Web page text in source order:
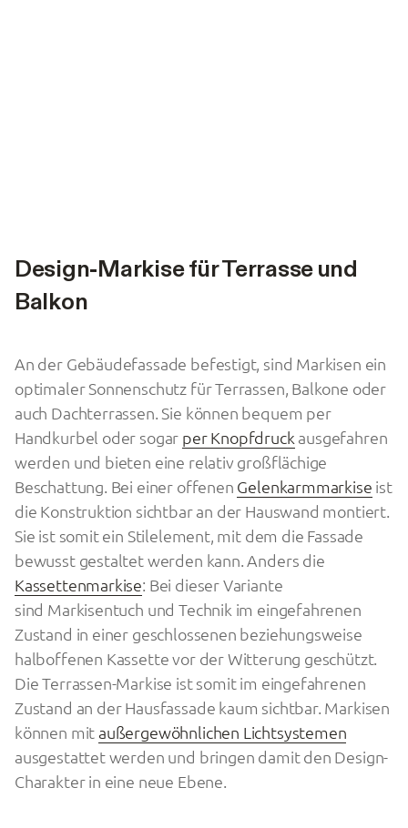
Design-Markise für Terrasse und
Balkon
An der Gebäudefassade befestigt, sind Markisen ein
optimaler Sonnenschutz für Terrassen, Balkone oder
auch Dachterrassen. Sie können bequem per
Handkurbel oder sogar per Knopfdruck ausgefahren
werden und bieten eine relativ großflächige
Beschattung. Bei einer offenen Gelenkarmmarkise ist
die Konstruktion sichtbar an der Hauswand montiert.
Sie ist somit ein Stilelement, mit dem die Fassade
bewusst gestaltet werden kann. Anders die
Kassettenmarkise: Bei dieser Variante
sind Markisentuch und Technik im eingefahrenen
Zustand in einer geschlossenen beziehungsweise
halboffenen Kassette vor der Witterung geschützt.
Die Terrassen-Markise ist somit im eingefahrenen
Zustand an der Hausfassade kaum sichtbar. Markisen
können mit außergewöhnlichen Lichtsystemen
ausgestattet werden und bringen damit den Design-
Charakter in eine neue Ebene.